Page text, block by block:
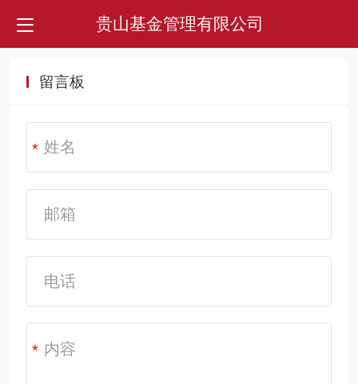
贵山基金管理有限公司
留言板
*
*